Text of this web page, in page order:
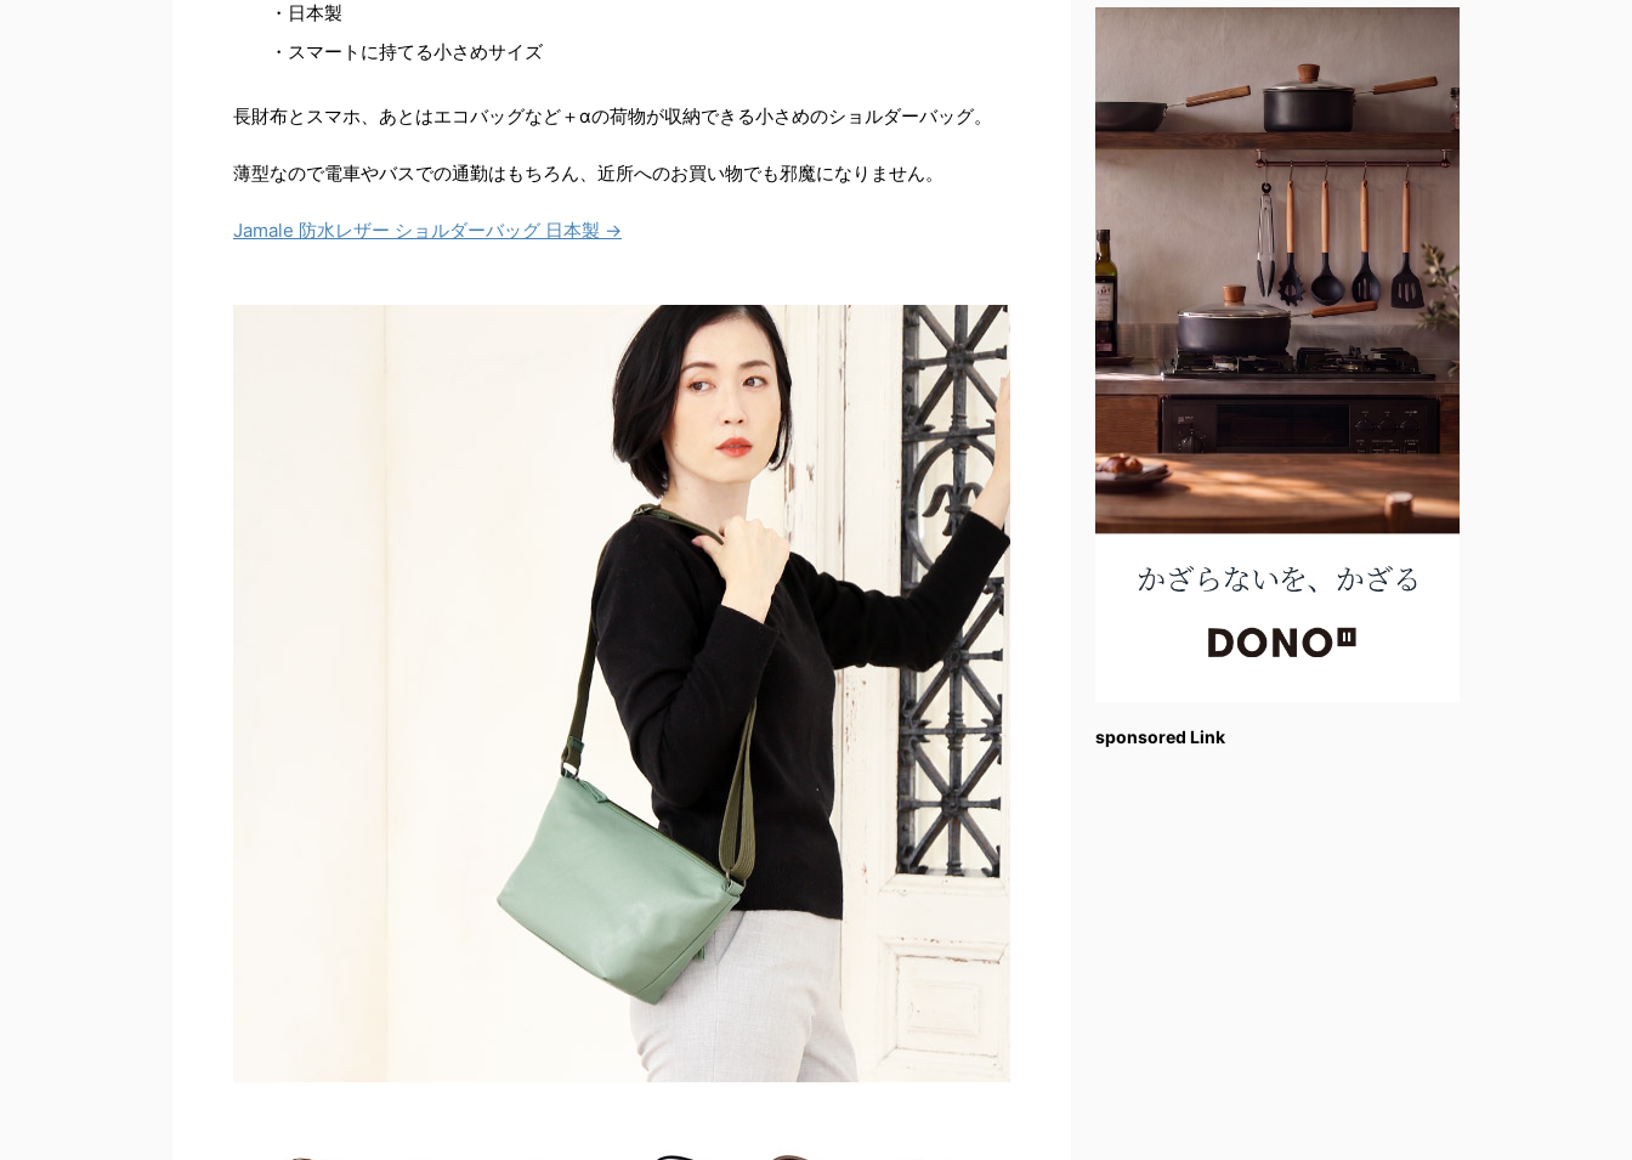
・日本製
・スマートに持てる小さめサイズ
長財布とスマホ、あとはエコバッグなど＋αの荷物が収納できる小さめのショルダーバッグ。
薄型なので電車やバスでの通勤はもちろん、近所へのお買い物でも邪魔になりません。
Jamale 防水レザー ショルダーバッグ 日本製 →
sponsored Link